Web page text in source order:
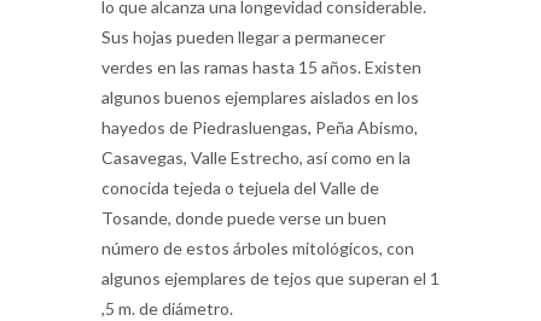
verdes en las ramas hasta 15 años. Existen
algunos buenos ejemplares aislados en los
hayedos de Piedrasluengas, Peña Abismo,
Casavegas, Valle Estrecho, así como en la
conocida tejeda o tejuela del Valle de
Tosande, donde puede verse un buen
número de estos árboles mitológicos, con
algunos ejemplares de tejos que superan el 1
,5 m. de diámetro.